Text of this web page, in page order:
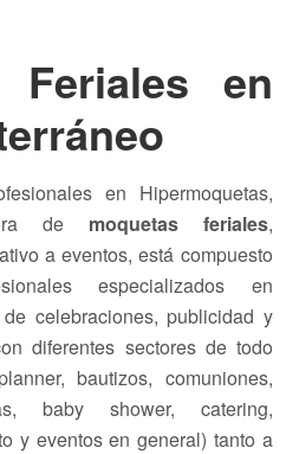
Feriales en
en Hipermoquetas,
de moquetas feriales,
a eventos, está compuesto
especializados en
celebraciones, publicidad y
diferentes sectores de todo
bautizos, comuniones,
baby shower, catering,
y eventos en general) tanto a